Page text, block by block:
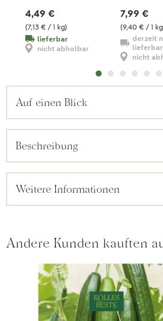
(7,13 € / 1 kg)
4,49 €
lieferbar
nicht abholbar
(9,40 € / 1
7,99 €
derzeit
lieferbar
nicht
Auf einen Blick
Beschreibung
Weitere Informationen
Andere Kunden kauften